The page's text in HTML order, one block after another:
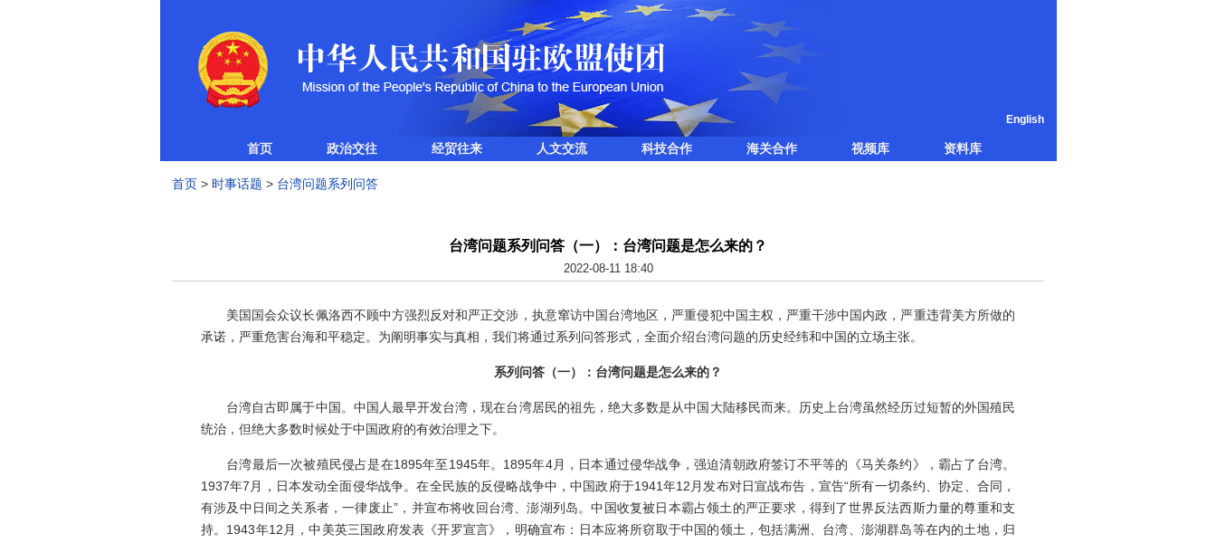
English
首页 政治交往 经贸往来 人文交流 科技合作 海关合作 视频库 资料库
首页 > 时事话题 > 台湾问题系列问答
台湾问题系列问答（一）：台湾问题是怎么来的？
2022-08-11 18:40
美国国会众议长佩洛西不顾中方强烈反对和严正交涉，执意窜访中国台湾地区，严重侵犯中国主权，严重干涉中国内政，严重违背美方所做的
承诺，严重危害台海和平稳定。为阐明事实与真相，我们将通过系列问答形式，全面介绍台湾问题的历史经纬和中国的立场主张。
系列问答（一）：台湾问题是怎么来的？
台湾自古即属于中国。中国人最早开发台湾，现在台湾居民的祖先，绝大多数是从中国大陆移民而来。历史上台湾虽然经历过短暂的外国殖民
统治，但绝大多数时候处于中国政府的有效治理之下。
台湾最后一次被殖民侵占是在1895年至1945年。1895年4月，日本通过侵华战争，强迫清朝政府签订不平等的《马关条约》，霸占了台湾。
1937年7月，日本发动全面侵华战争。在全民族的反侵略战争中，中国政府于1941年12月发布对日宣战布告，宣告“所有一切条约、协定、合同，
有涉及中日间之关系者，一律废止”，并宣布将收回台湾、澎湖列岛。中国收复被日本霸占领土的严正要求，得到了世界反法西斯力量的尊重和支
持。1943年12月，中美英三国政府发表《开罗宣言》，明确宣布：日本应将所窃取于中国的领土，包括满洲、台湾、澎湖群岛等在内的土地，归